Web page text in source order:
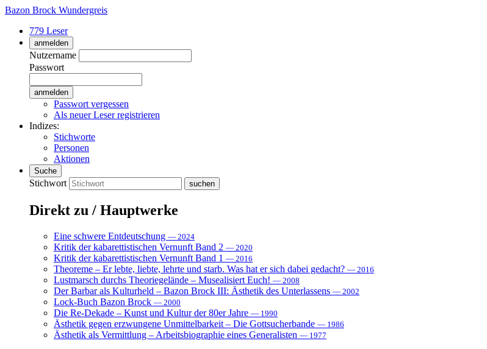
Bazon Brock Wundergreis
779 Leser
anmelden
Nutzername
Passwort
Passwort vergessen
Als neuer Leser registrieren
Indizes:
Stichworte
Personen
Aktionen
Suche
Stichwort
Direkt zu / Hauptwerke
Eine schwere Entdeutschung — 2024
Kritik der kabarettistischen Vernunft Band 2 — 2020
Kritik der kabarettistischen Vernunft Band 1 — 2016
Theoreme – Er lebte, liebte, lehrte und starb. Was hat er sich dabei gedacht? — 2016
Lustmarsch durchs Theoriegelände – Musealisiert Euch! — 2008
Der Barbar als Kulturheld – Bazon Brock III: Ästhetik des Unterlassens — 2002
Lock-Buch Bazon Brock — 2000
Die Re-Dekade – Kunst und Kultur der 80er Jahre — 1990
Ästhetik gegen erzwungene Unmittelbarkeit – Die Gottsucherbande — 1986
Ästhetik als Vermittlung – Arbeitsbiographie eines Generalisten — 1977